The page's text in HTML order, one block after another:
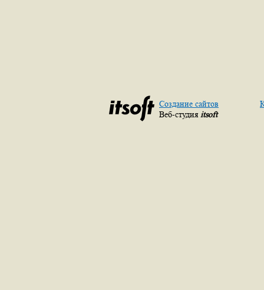
Создание сайтов
Веб-студия itsoft